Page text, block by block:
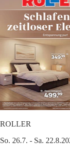
ROLLER
So. 26.7. - Sa.